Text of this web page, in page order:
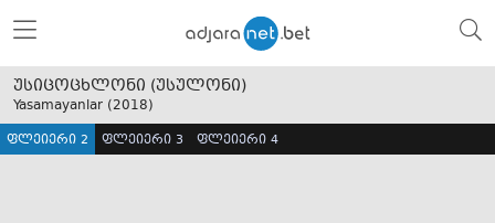
უსიცოცხლონი (უსულონი)
Yasamayanlar (2018)
ფლეიერი 2 ფლეიერი 3 ფლეიერი 4